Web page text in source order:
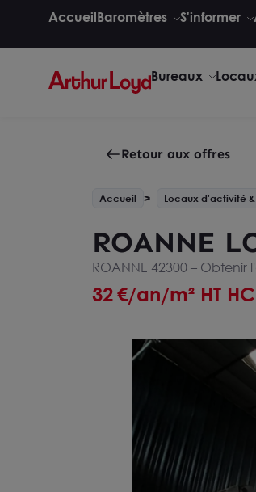
AccueilBaromètres S'informer
Bureaux
Retour aux offres
Accueil Locaux d'activité
ROANNE
ROANNE 42300 – Obtenir
32€/an/m² HT HC